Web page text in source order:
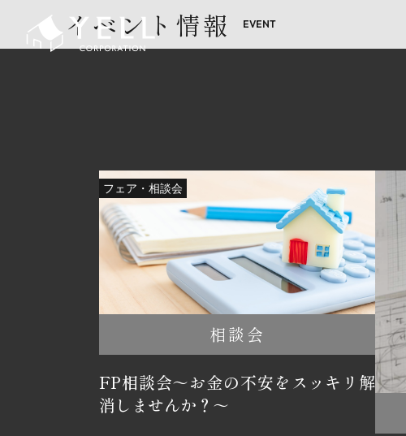
イベント情報
フェア・相談会
相談会
FP相談会～お金の不安をスッキリ解
消しませんか？～